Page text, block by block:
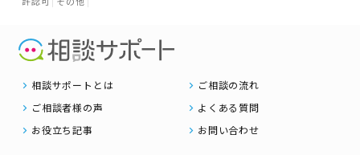
相談サポートとは
ご相談の流れ
ご相談者様の声
よくある質問
お役立ち記事
お問い合わせ